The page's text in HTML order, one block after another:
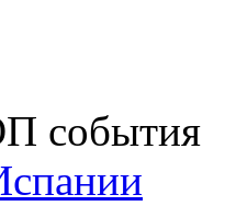
события